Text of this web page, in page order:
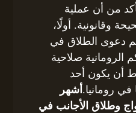
من أن عملية
وقانونية. أولًا،
دعوى الطلاق في
الرومانية صلاحية
أن يكون أحد
في رومانيا. أشهر
وطلاق الأجانب في